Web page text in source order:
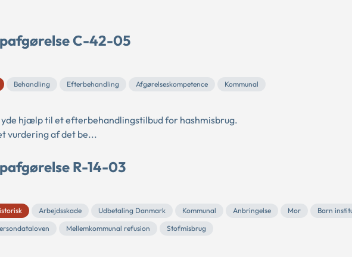
C-42-05
Behandling Efterbehandling Afgørelseskompetence Kommunal
hjælp til et efterbehandlingstilbud for hashmisbrug.
vurdering af det be...
R-14-03
Arbejdsskade Udbetaling Danmark Kommunal Anbringelse Mor
Barn
Mellemkommunal refusion Stofmisbrug